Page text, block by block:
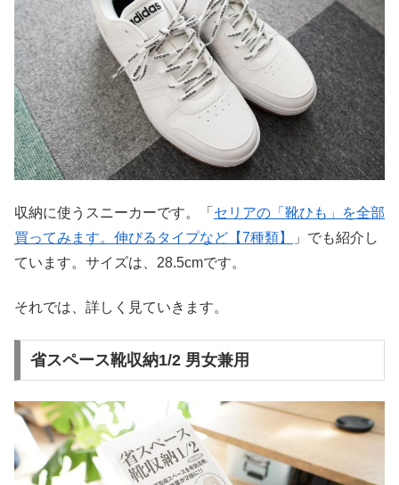
収納に使うスニーカーです。「 セリアの「靴ひも」を全部
買ってみます。伸びるタイプなど【7種類】
」でも紹介し
ています。サイズは、28.5cmです。
それでは、詳しく見ていきます。
省スペース靴収納1/2 男女兼用